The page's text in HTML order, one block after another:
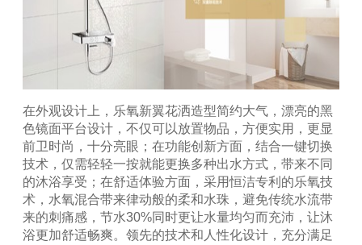
在外观设计上，乐氧新翼花洒造型简约大气，漂亮的黑
色镜面平台设计，不仅可以放置物品，方便实用，更显
前卫时尚，十分亮眼；在功能创新方面，结合一键切换
技术，仅需轻轻一按就能更换多种出水方式，带来不同
的沐浴享受；在舒适体验方面，采用恒洁专利的乐氧技
术，水氧混合带来律动般的柔和水珠，避免传统水流带
来的刺痛感，节水30%同时更让水量均匀而充沛，让沐
浴更加舒适畅爽。领先的技术和人性化设计，充分满足